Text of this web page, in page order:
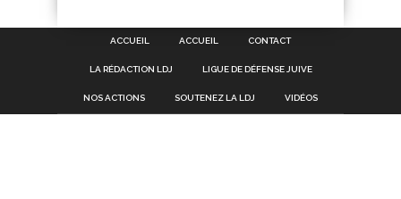
ACCUEIL ACCUEIL CONTACT
LA RÉDACTION LDJ LIGUE DE DÉFENSE JUIVE
NOS ACTIONS SOUTENEZ LA LDJ VIDÉOS